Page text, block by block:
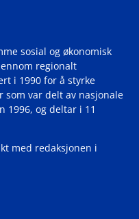
sosial og økonomisk
regionalt
i 1990 for å styrke
var delt av nasjonale
1996, og deltar i 11
med redaksjonen i